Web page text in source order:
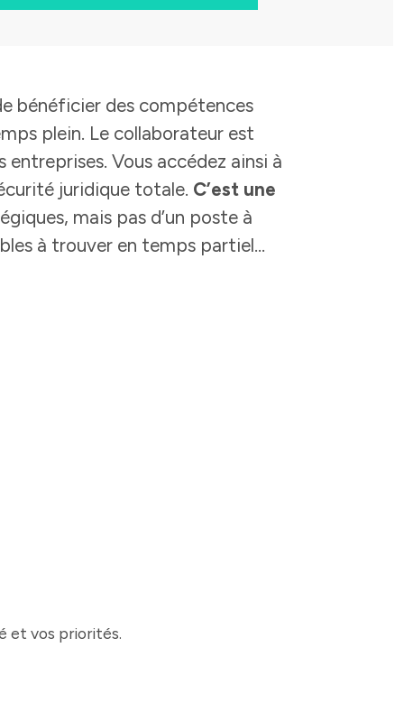
bénéficier des compétences
plein. Le collaborateur est
Vous accédez ainsi à
juridique totale. C’est une
mais pas d’un poste à
à trouver en temps partiel…
et vos priorités.